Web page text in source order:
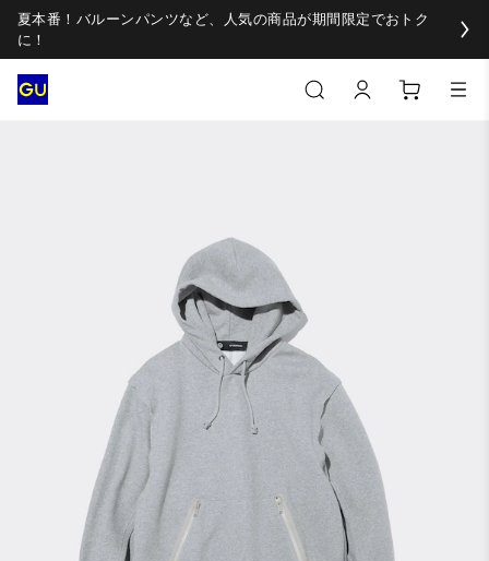
夏本番！バルーンパンツなど、人気の商品が期間限定でおトク
に！